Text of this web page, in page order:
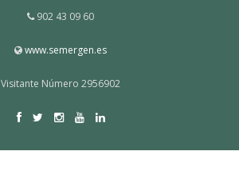
902 43 09 60
www.semergen.es
Visitante Número 2956902